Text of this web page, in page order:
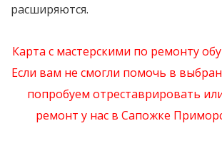
расширяются.
Карта с мастерскими по ремонту
Если вам не смогли помочь в
попробуем отреставрировать
ремонт у нас в Сапожке